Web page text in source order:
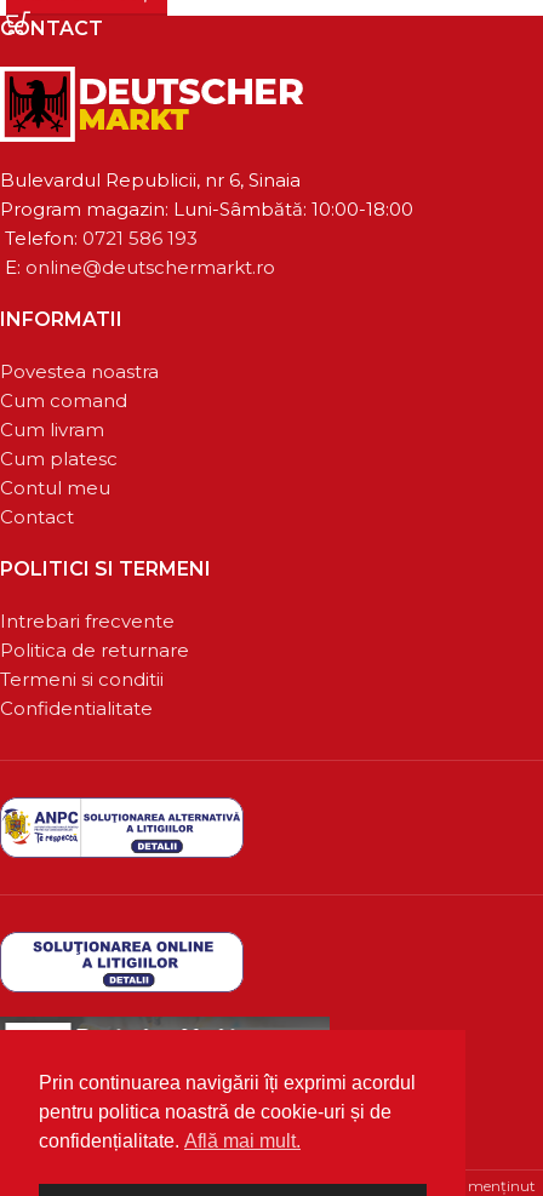
Prin continuarea navigării îți exprimi acordul
pentru politica noastră de cookie-uri și de
confidențialitate. Află mai mult.
CONTACT
Bulevardul Republicii, nr 6, Sinaia
Program magazin: Luni-Sâmbătă: 10:00-18:00
Telefon: 0721 586 193
E: online@deutschermarkt.ro
INFORMATII
Povestea noastra
Cum comand
Cum livram
Cum platesc
Contul meu
Contact
POLITICI SI TERMENI
Intrebari frecvente
Politica de returnare
Termeni si conditii
Confidentialitate
Deutscher Markt2020 Toate drepturile rezervate | Optimizat și menținut